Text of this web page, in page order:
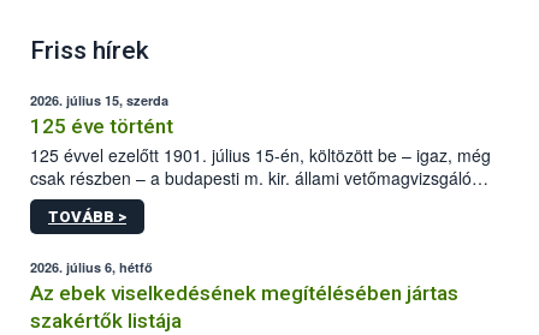
Friss hírek
2026. július 15, szerda
125 éve történt
125 évvel ezelőtt 1901. július 15-én, költözött be – igaz, még
csak részben – a budapesti m. kir. állami vetőmagvizsgáló
állomás a Kis Rókus utca 15. szám alatti, Czigler Győző által
tervezett új épületébe.
TOVÁBB >
2026. július 6, hétfő
Az ebek viselkedésének megítélésében jártas
szakértők listája